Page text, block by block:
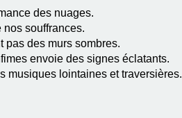
des nuages.
nos souffrances.
pas des murs sombres.
envoie des signes éclatants.
musiques lointaines et traversières.